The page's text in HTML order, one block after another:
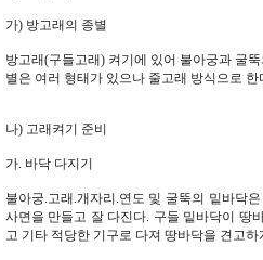
가) 방고래의 종별
방고래(구들고래) 켜기에 있어 불아궁과 굴
별은 여러 형태가 있으나 줄고래 방식으로 한
나) 고래켜기 준비
가. 바닥 다지기
불아궁.고래.개자리.연도 및 굴뚝의 밑바닥
사면을 만들고 잘 다진다. 구들 밑바닥이 땅
고 기타 적당한 기구로 다져 땅바닥을 견고